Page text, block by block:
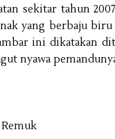
sekitar tahun
yang berbaju
ini dikatakan
nyawa
Remuk